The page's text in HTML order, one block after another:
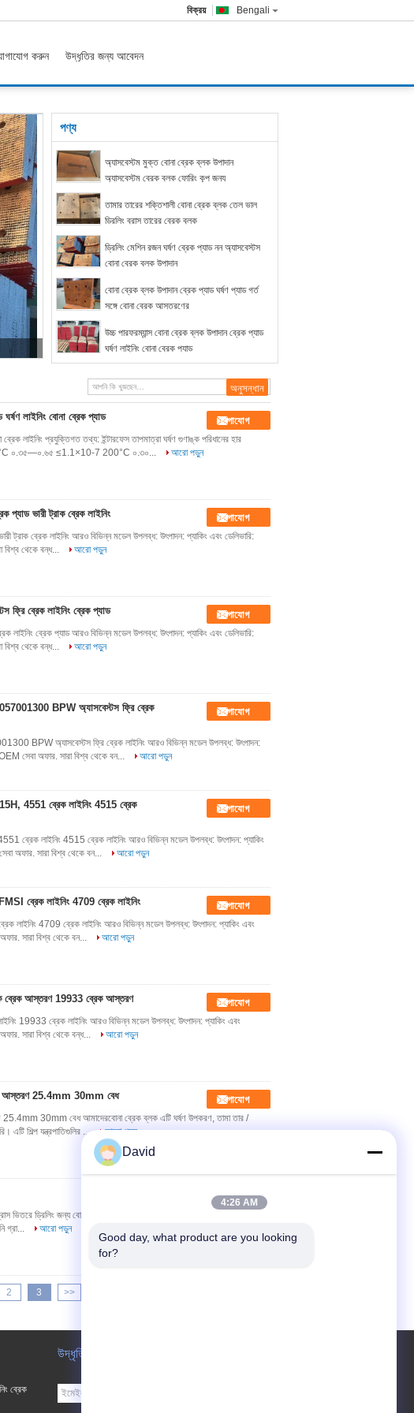
Bengali
বিক্রয়
করুন উদ্ধৃতির জন্য আবেদন
পণ্য
অ্যাসবেস্টম মুক্ত বোনা ব্রেক ব্লক উপাদান
অ্যাসবেস্টম ব্রেক ব্লক ফোরিং কূপ জন্য
তামার তারের শক্তিশালী বোনা ব্রেক ব্লক তেল ভাল
ড্রিলিং ব্রাস তারের ব্রেক ব্লক
ড্রিলিং মেশিন রজন ঘর্ষণ ব্রেক প্যাড নন অ্যাসবেস্টস
বোনা ব্রেক ব্লক উপাদান
বোনা ব্রেক ব্লক উপাদান ব্রেক প্যাড ঘর্ষণ প্যাড গর্ত
সঙ্গে বোনা ব্রেক আস্তরণের
উচ্চ পারফরম্যান্স বোনা ব্রেক ব্লক উপাদান ব্রেক প্যাড
ঘর্ষণ লাইনিং বোনা ব্রেক প্যাড
লাইনিং বোনা ব্রেক প্যাড যোগাযোগ
লাইনিং প্রযুক্তিগত তথ্য: ইন্টারফেস তাপমাত্রা ঘর্ষণ গুণাঙ্ক পরিধানের হার
০.৩৫—০.৬৫ ≤1.1×10-7 200°C ০.৩০...
আরো পড়ুন
প্যাড ভারী ট্রাক ব্রেক লাইনিং যোগাযোগ
ট্রাক ব্রেক লাইনিং আরও বিভিন্ন মডেল উপলব্ধ: উৎপাদন: প্যাকিং এবং ডেলিভারি:
বিশ্ব থেকে বন্ধ...
আরো পড়ুন
ফ্রি ব্রেক লাইনিং ব্রেক প্যাড যোগাযোগ
লাইনিং ব্রেক প্যাড আরও বিভিন্ন মডেল উপলব্ধ: উৎপাদন: প্যাকিং এবং ডেলিভারি:
বিশ্ব থেকে বন্ধ...
আরো পড়ুন
BPW অ্যাসবেস্টস ফ্রি ব্রেক
যোগাযোগ
BPW অ্যাসবেস্টস ফ্রি ব্রেক লাইনিং আরও বিভিন্ন মডেল উপলব্ধ: উৎপাদন:
সেবা অফার. সারা বিশ্ব থেকে বন...
আরো পড়ুন
4551 ব্রেক লাইনিং 4515 ব্রেক
যোগাযোগ
ব্রেক লাইনিং 4515 ব্রেক লাইনিং আরও বিভিন্ন মডেল উপলব্ধ: উৎপাদন: প্যাকিং
অফার. সারা বিশ্ব থেকে বন...
আরো পড়ুন
ব্রেক লাইনিং 4709 ব্রেক লাইনিং যোগাযোগ
লাইনিং 4709 ব্রেক লাইনিং আরও বিভিন্ন মডেল উপলব্ধ: উৎপাদন: প্যাকিং এবং
সারা বিশ্ব থেকে বন...
আরো পড়ুন
ব্রেক আস্তরণ 19933 ব্রেক আস্তরণ যোগাযোগ
19933 ব্রেক লাইনিং আরও বিভিন্ন মডেল উপলব্ধ: উৎপাদন: প্যাকিং এবং
সারা বিশ্ব থেকে বন্ধ...
আরো পড়ুন
আস্তরণ 25.4mm 30mm বেধ যোগাযোগ
25.4mm 30mm বেধ আমাদেরবোনা ব্রেক ব্লক এটি ঘর্ষণ উপকরণ, তামা তার /
শিল্প যন্ত্রপাতিগুলির ...
আরো পড়ুন
যোগাযোগ
ভিতরে ড্রিলিং জন্য বোনা ব্লকগুলি খনির মেশিনগুলির হ্রাস এবং ব্রেকিংয়ে ব্যাপকভাবে
গ্রা...
আরো পড়ুন
2 3 >>
ব্রেক
উদ্ধৃতির জন্য আবেদন
David
4:26 AM
Good day, what product are you looking
for?